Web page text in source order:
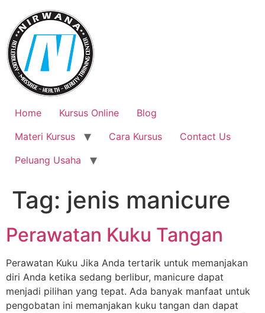
content
Home Kursus Online
Blog
Materi Kursus
Cara Kursus
Contact Us
Peluang Usaha
Tag: jenis manicure
Perawatan Kuku Tangan
Perawatan Kuku Jika Anda tertarik untuk memanjakan
diri Anda ketika sedang berlibur, manicure dapat
menjadi pilihan yang tepat. Ada banyak manfaat untuk
pengobatan ini memanjakan kuku tangan dan dapat